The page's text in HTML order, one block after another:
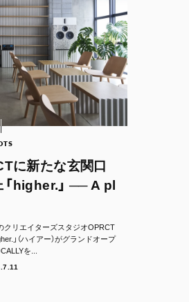
に新たな玄関口
higher.」 ── A pl
クリエイターズスタジオOPRCT
」（ハイアー）がグランドオープ
を...